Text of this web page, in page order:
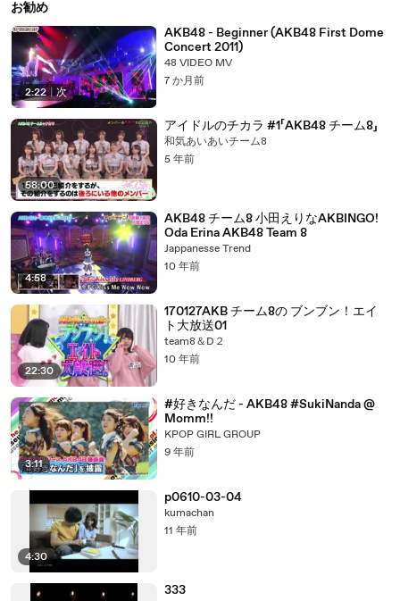
お勧め
2:22 | 次
AKB48 - Beginner (AKB48 First Dome
Concert 2011)
48 VIDEO MV
7 か月前
58:00
アイドルのチカラ #1「AKB48 チーム8」
和気あいあいチーム8
5 年前
4:58
AKB48 チーム8 小田えりなAKBINGO!
Oda Erina AKB48 Team 8
Jappanesse Trend
10 年前
22:30
170127AKB チーム8の ブンブン！エイ
ト大放送01
team8＆D２
10 年前
3:11
#好きなんだ - AKB48 #SukiNanda @
Momm!!
KPOP GIRL GROUP
9 年前
4:30
p0610-03-04
kumachan
11 年前
333